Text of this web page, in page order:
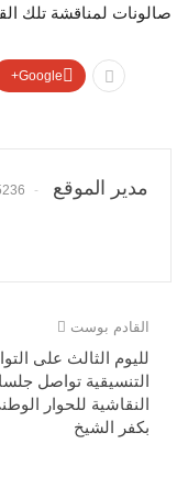
صالونات لمناقشة تلك
Google+
مدير الموقع 5236
القادم بوست
لليوم الثالث على
التنسيقية تواصل
النقاشية للحوار
بكفر الشيخ